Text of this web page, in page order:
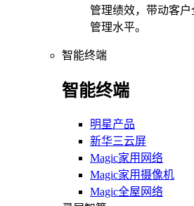
管理绩效，带动客
管理水平。
智能终端
智能终端
明星产品
新华三云屏
Magic家用网络
Magic家用摄像机
Magic全屋网络